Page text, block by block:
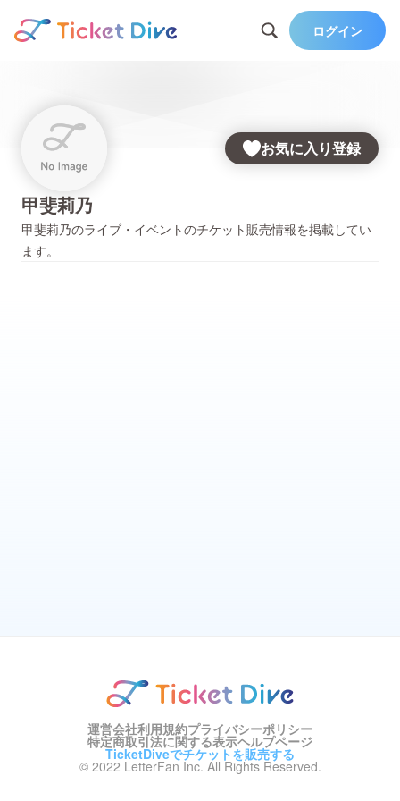
ログイン
お気に入り登録
甲斐莉乃
甲斐莉乃のライブ・イベントのチケット販売情報を掲載してい
ます。
運営会社利用規約プライバシーポリシー
特定商取引法に関する表示ヘルプページ
TicketDiveでチケットを販売する
© 2022 LetterFan Inc. All Rights Reserved.